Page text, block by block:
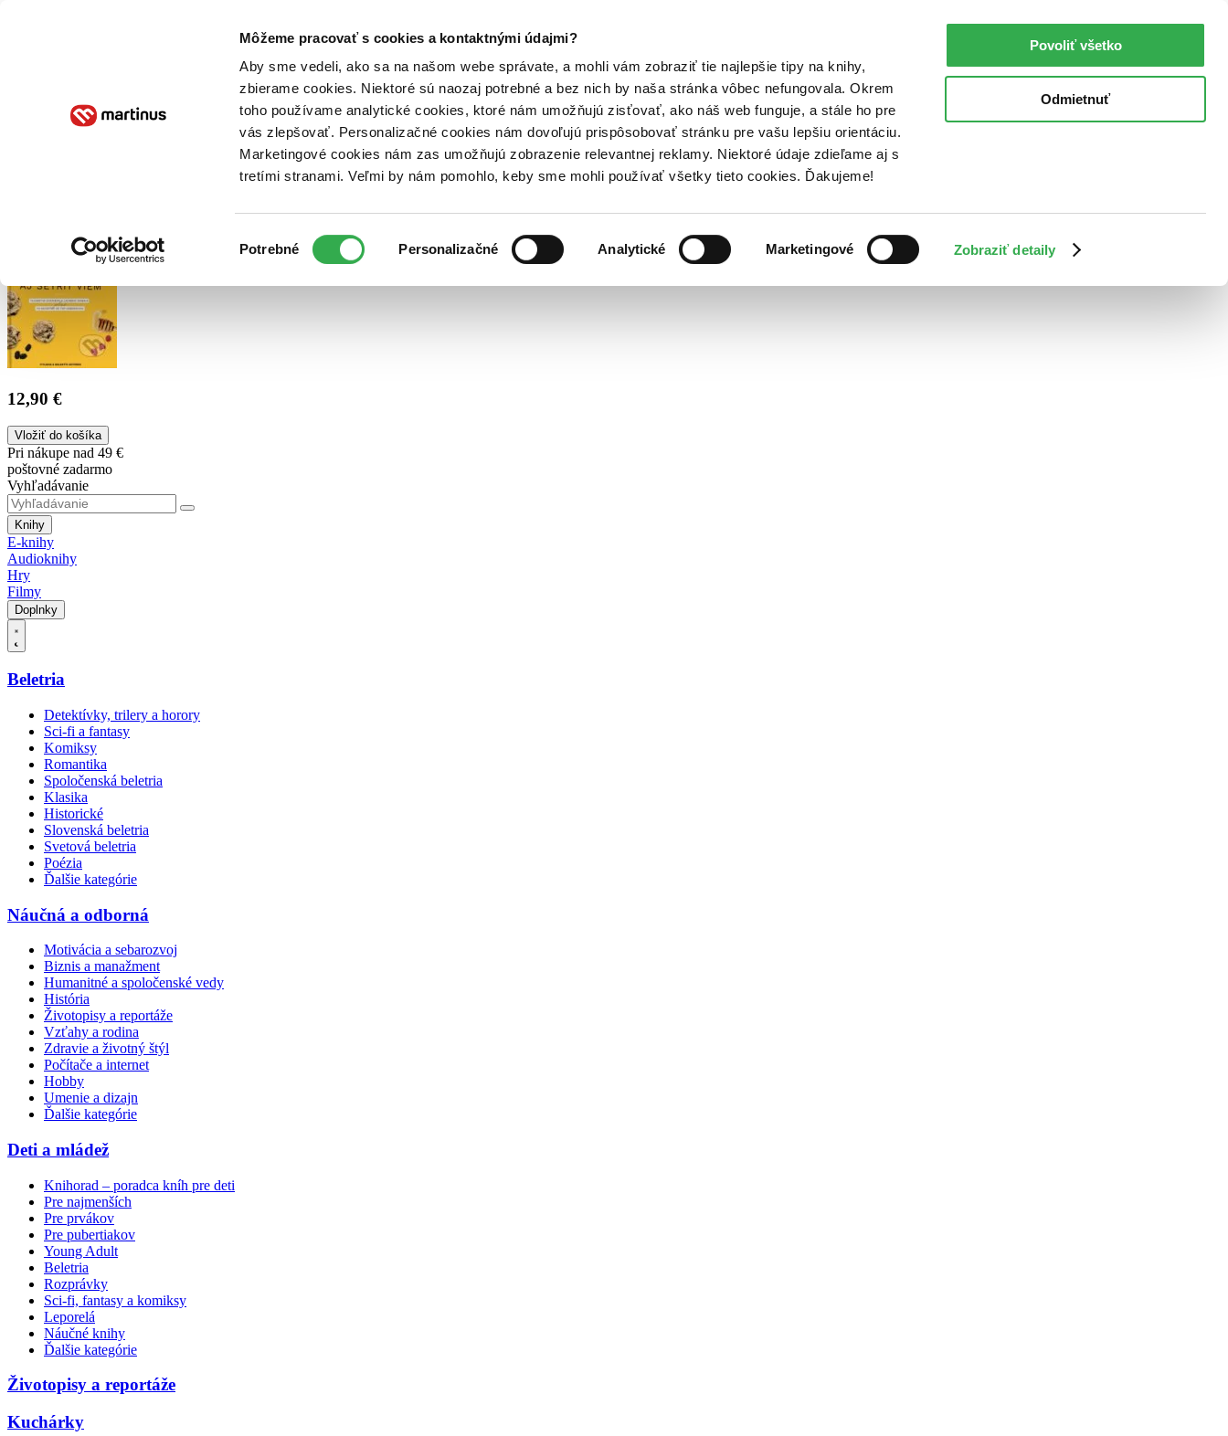
Môžeme pracovať s cookies a kontaktnými údajmi?
Aby sme vedeli, ako sa na našom webe správate, a mohli vám zobraziť tie najlepšie tipy na knihy,
zbierame cookies. Niektoré sú naozaj potrebné a bez nich by naša stránka vôbec nefungovala. Okrem
toho používame analytické cookies, ktoré nám umožňujú zisťovať, ako náš web funguje, a stále ho pre
vás zlepšovať. Personalizačné cookies nám dovoľujú prispôsobovať stránku pre vašu lepšiu orientáciu.
Marketingové cookies nám zas umožňujú zobrazenie relevantnej reklamy. Niektoré údaje zdieľame aj s
tretími stranami. Veľmi by nám pomohlo, keby sme mohli používať všetky tieto cookies. Ďakujeme!
súhlasu
Potrebné Personalizačné Analytické Marketingové Zobraziť detaily
Povoliť všetko
Odmietnuť
Poukážky Kontakt
12,90 €
Vložiť do košíka
Pri nákupe nad 49 €
poštovné zadarmo
Vyhľadávanie
Knihy
E-knihy
Audioknihy
Hry
Filmy
Doplnky
Beletria
Detektívky, trilery a horory
Sci-fi a fantasy
Komiksy
Romantika
Spoločenská beletria
Klasika
Historické
Slovenská beletria
Svetová beletria
Poézia
Ďalšie kategórie
Náučná a odborná
Motivácia a sebarozvoj
Biznis a manažment
Humanitné a spoločenské vedy
História
Životopisy a reportáže
Vzťahy a rodina
Zdravie a životný štýl
Počítače a internet
Hobby
Umenie a dizajn
Ďalšie kategórie
Deti a mládež
Knihorad – poradca kníh pre deti
Pre najmenších
Pre prvákov
Pre pubertiakov
Young Adult
Beletria
Rozprávky
Sci-fi, fantasy a komiksy
Leporelá
Náučné knihy
Ďalšie kategórie
Životopisy a reportáže
Kuchárky